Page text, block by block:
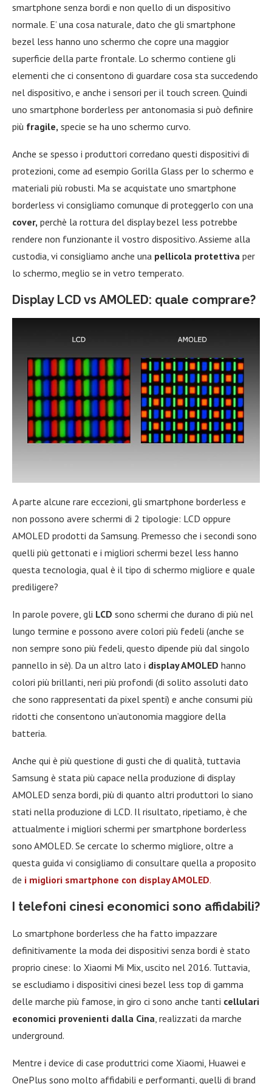
smartphone senza bordi e non quello di un dispositivo
normale. E’ una cosa naturale, dato che gli smartphone
bezel less hanno uno schermo che copre una maggior
superficie della parte frontale. Lo schermo contiene gli
elementi che ci consentono di guardare cosa sta succedendo
nel dispositivo, e anche i sensori per il touch screen. Quindi
uno smartphone borderless per antonomasia si può definire
più fragile, specie se ha uno schermo curvo.
Anche se spesso i produttori corredano questi dispositivi di
protezioni, come ad esempio Gorilla Glass per lo schermo e
materiali più robusti. Ma se acquistate uno smartphone
borderless vi consigliamo comunque di proteggerlo con una
cover, perchè la rottura del display bezel less potrebbe
rendere non funzionante il vostro dispositivo. Assieme alla
custodia, vi consigliamo anche una pellicola protettiva per
lo schermo, meglio se in vetro temperato.
Display LCD vs AMOLED: quale comprare?
A parte alcune rare eccezioni, gli smartphone borderless e
non possono avere schermi di 2 tipologie: LCD oppure
AMOLED prodotti da Samsung. Premesso che i secondi sono
quelli più gettonati e i migliori schermi bezel less hanno
questa tecnologia, qual è il tipo di schermo migliore e quale
prediligere?
In parole povere, gli LCD sono schermi che durano di più nel
lungo termine e possono avere colori più fedeli (anche se
non sempre sono più fedeli, questo dipende più dal singolo
pannello in sè). Da un altro lato i display AMOLED hanno
colori più brillanti, neri più profondi (di solito assoluti dato
che sono rappresentati da pixel spenti) e anche consumi più
ridotti che consentono un’autonomia maggiore della
batteria.
Anche qui è più questione di gusti che di qualità, tuttavia
Samsung è stata più capace nella produzione di display
AMOLED senza bordi, più di quanto altri produttori lo siano
stati nella produzione di LCD. Il risultato, ripetiamo, è che
attualmente i migliori schermi per smartphone borderless
sono AMOLED. Se cercate lo schermo migliore, oltre a
questa guida vi consigliamo di consultare quella a proposito
de i migliori smartphone con display AMOLED.
I telefoni cinesi economici sono affidabili?
Lo smartphone borderless che ha fatto impazzare
definitivamente la moda dei dispositivi senza bordi è stato
proprio cinese: lo Xiaomi Mi Mix, uscito nel 2016. Tuttavia,
se escludiamo i dispositivi cinesi bezel less top di gamma
delle marche più famose, in giro ci sono anche tanti cellulari
economici provenienti dalla Cina, realizzati da marche
underground.
Mentre i device di case produttrici come Xiaomi, Huawei e
OnePlus sono molto affidabili e performanti, quelli di brand